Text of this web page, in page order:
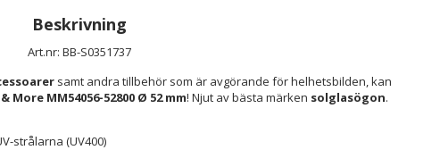
Beskrivning
Art.nr: BB-S0351737
samt andra tillbehör som är avgörande för helhetsbilden, kan
MM54056-52800 Ø 52 mm! Njut av bästa märken solglasögon.
strålarna (UV400)